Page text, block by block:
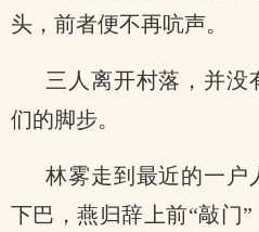
头，前者便不再吭声。
三人离开村落，并没
们的脚步。
林雾走到最近的一户
下巴，燕归辞上前“敲门